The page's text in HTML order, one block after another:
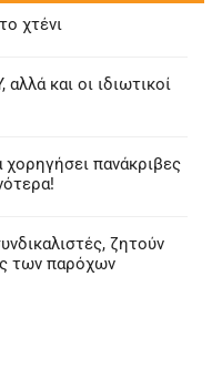
χτένι
και οι ιδιωτικοί
χορηγήσει πανάκριβες
ζητούν
των παρόχων